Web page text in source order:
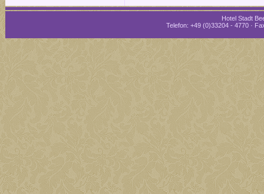
Hotel Stadt
Telefon: +49 (0)33204 - 4770 ·